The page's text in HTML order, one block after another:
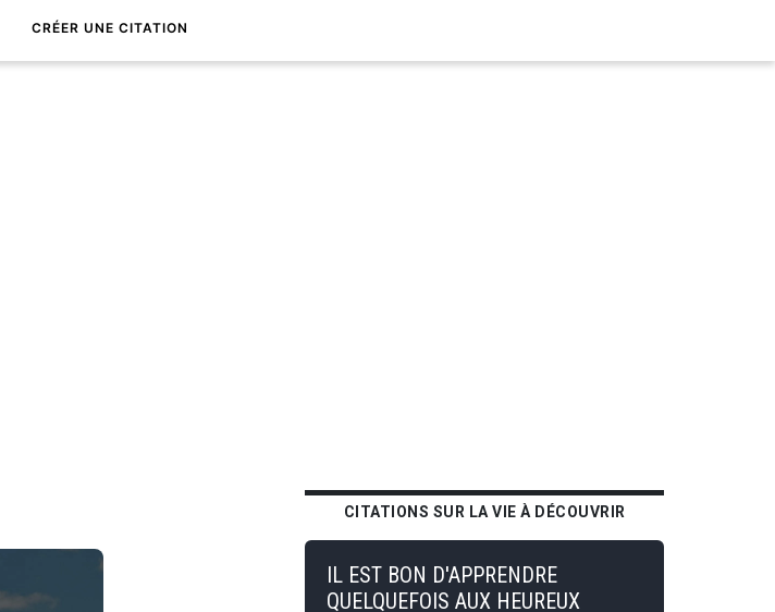
CRÉER UNE CITATION
CITATIONS SUR LA VIE À DÉCOUVRIR
IL EST BON D'APPRENDRE
QUELQUEFOIS AUX HEUREUX